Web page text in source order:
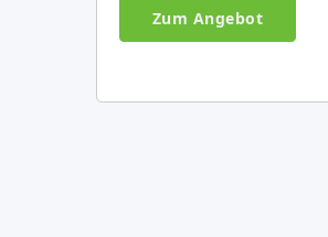
Zum Angebot